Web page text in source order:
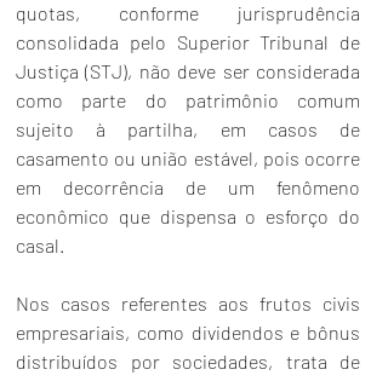
quotas, conforme jurisprudência
consolidada pelo Superior Tribunal de
Justiça (STJ), não deve ser considerada
como parte do patrimônio comum
sujeito à partilha, em casos de
casamento ou união estável, pois ocorre
em decorrência de um fenômeno
econômico que dispensa o esforço do
casal.
Nos casos referentes aos frutos civis
empresariais, como dividendos e bônus
distribuídos por sociedades, trata de